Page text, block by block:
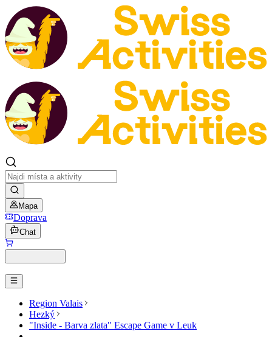
Mapa
Doprava
Chat
Region Valais
Hezký
"Inside - Barva zlata" Escape Game v Leuk